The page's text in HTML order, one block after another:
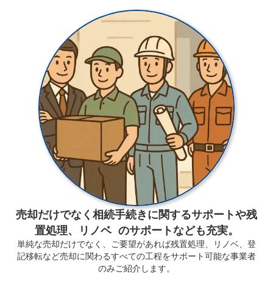
売却だけでなく相続手続きに関するサポートや残
置処理、リノベ のサポートなども充実。
単純な売却だけでなく、ご要望があれば残置処理、リノベ、登
記移転など売却に関わるすべての工程をサポート可能な事業者
のみご紹介します。